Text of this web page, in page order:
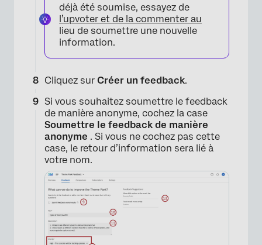
déjà été soumise, essayez de
l’upvoter et de la commenter au
lieu de soumettre une nouvelle
information.
Cliquez sur Créer un feedback.
Si vous souhaitez soumettre le feedback
de manière anonyme, cochez la case
Soumettre le feedback de manière
anonyme . Si vous ne cochez pas cette
case, le retour d’information sera lié à
votre nom.